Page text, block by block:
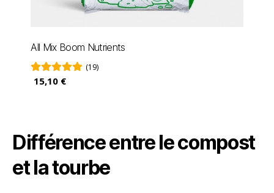
All Mix Boom Nutrients
(19)
15,10 €
Différence entre le compost
et la tourbe